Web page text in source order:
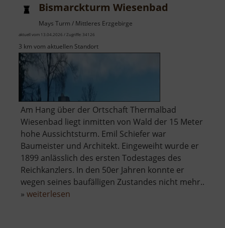
Bismarckturm Wiesenbad
Mays Turm / Mittleres Erzgebirge
aktuell vom 13.04.2026 / Zugriffe: 34126
3 km vom aktuellen Standort
Am Hang über der Ortschaft Thermalbad
Wiesenbad liegt inmitten von Wald der 15 Meter
hohe Aussichtsturm. Emil Schiefer war
Baumeister und Architekt. Eingeweiht wurde er
1899 anlässlich des ersten Todestages des
Reichkanzlers. In den 50er Jahren konnte er
wegen seines baufälligen Zustandes nicht mehr..
» weiterlesen